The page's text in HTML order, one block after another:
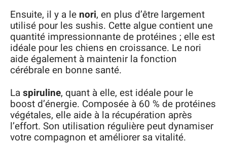
Ensuite, il y a le nori, en plus d’être largement
utilisé pour les sushis. Cette algue contient une
quantité impressionnante de protéines ; elle est
idéale pour les chiens en croissance. Le nori
aide également à maintenir la fonction
cérébrale en bonne santé.
Laspiruline, quant à elle, est idéale pour le
boost d’énergie. Composée à 60 % de protéines
végétales, elle aide à la récupération après
l’effort. Son utilisation régulière peut dynamiser
votre compagnon et améliorer sa vitalité.